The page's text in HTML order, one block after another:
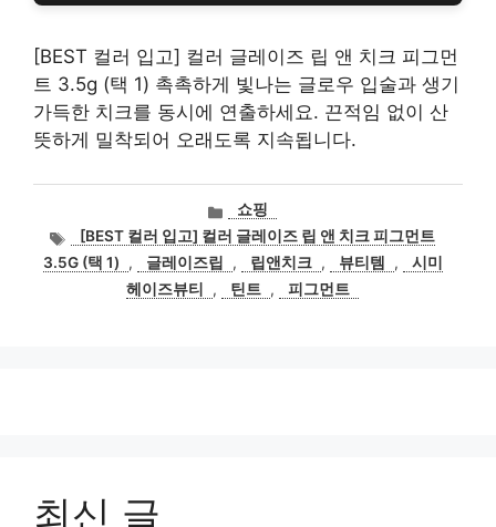
[BEST 컬러 입고] 컬러 글레이즈 립 앤 치크 피그먼
트 3.5g (택 1) 촉촉하게 빛나는 글로우 입술과 생기
가득한 치크를 동시에 연출하세요. 끈적임 없이 산
뜻하게 밀착되어 오래도록 지속됩니다.
카
테
고
리
쇼핑
태
그
[BEST 컬러 입고] 컬러 글레이즈 립 앤 치크 피그먼트
3.5G (택 1)
, 글레이즈립 , 립앤치크 , 뷰티템 ,
시미
헤이즈뷰티
, 틴트 , 피그먼트
최신 글